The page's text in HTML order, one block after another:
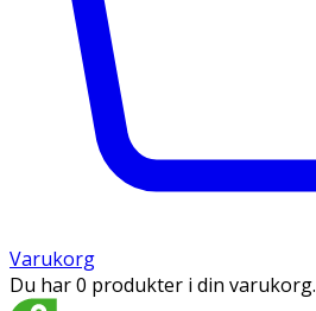
Varukorg
Du har 0 produkter i din varukorg.